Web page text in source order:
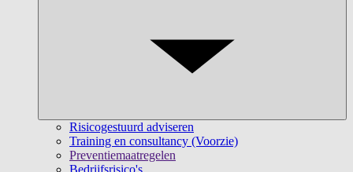
Risicogestuurd adviseren
Training en consultancy (Voorzie)
Preventiemaatregelen
Bedrijfsrisico's